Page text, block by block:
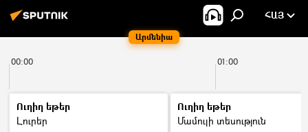
Արմենիա
ՀԱՅ
00:00 01:00
Ուղիղ եթեր
Լուրեր
Ուղիղ եթեր
Մամուլի տեսություն